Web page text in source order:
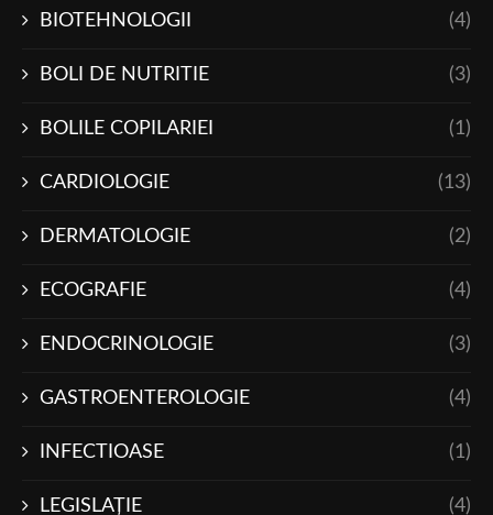
BIOTEHNOLOGII (4)
BOLI DE NUTRITIE (3)
BOLILE COPILARIEI (1)
CARDIOLOGIE (13)
DERMATOLOGIE (2)
ECOGRAFIE (4)
ENDOCRINOLOGIE (3)
GASTROENTEROLOGIE (4)
INFECTIOASE (1)
LEGISLAŢIE (4)